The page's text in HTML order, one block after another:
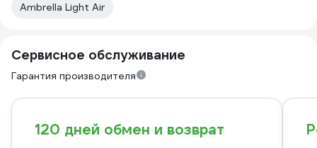
Ambrella Light Air
Сервисное обслуживание
Гарантия производителя
120 дней обмен и возврат